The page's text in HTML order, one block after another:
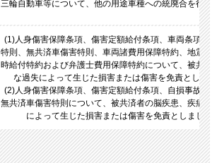
三輪自動車等について、他の用途車種への統廃合を行い
(1)人身傷害保障条項、傷害定額給付条項、車両条項、
特則、無共済車傷害特則、車両諸費用保障特約、地震等
時給付特約および弁護士費用保障特約について、被共済
な過失によって生じた損害または傷害を免責としま
(2)人身傷害保障条項、傷害定額給付条項、自損事故特
無共済車傷害特則について、被共済者の脳疾患、疾病、
によって生じた損害または傷害を免責としました